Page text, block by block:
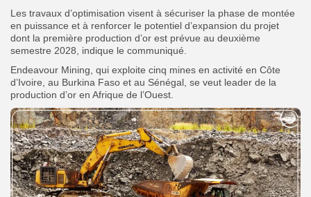
Les travaux d’optimisation visent à sécuriser la phase de montée
en puissance et à renforcer le potentiel d’expansion du projet
dont la première production d’or est prévue au deuxième
semestre 2028, indique le communiqué.
Endeavour Mining, qui exploite cinq mines en activité en Côte
d’Ivoire, au Burkina Faso et au Sénégal, se veut leader de la
production d’or en Afrique de l’Ouest.